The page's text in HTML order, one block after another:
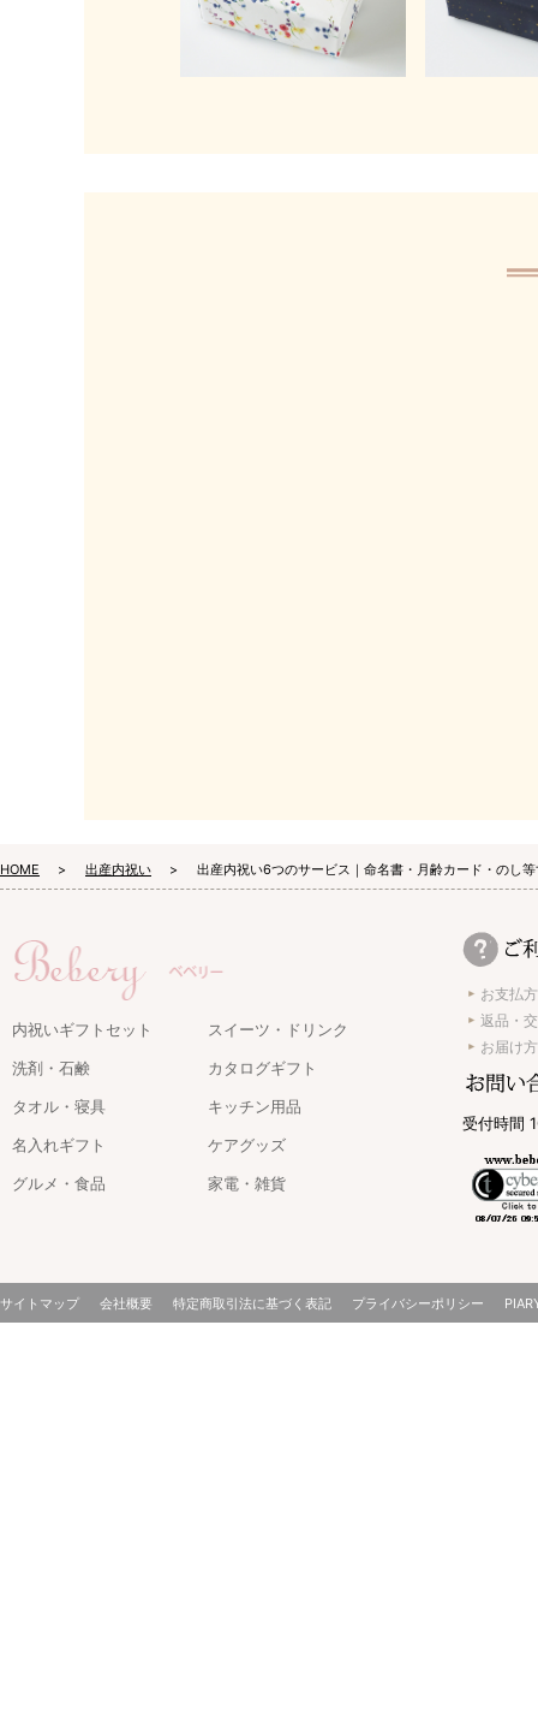
HOME 出産内祝い 出産内祝い6つのサービス｜命名書・月齢カード・のし
内祝いギフトセット
スイーツ・ドリンク
洗剤・石鹸
カタログギフト
タオル・寝具
キッチン用品
名入れギフト
ケアグッズ
グルメ・食品
家電・雑貨
お支払
返品・
お届け
受付時間
サイトマップ 会社概要 特定商取引法に基づく表記 プライバシーポリシー